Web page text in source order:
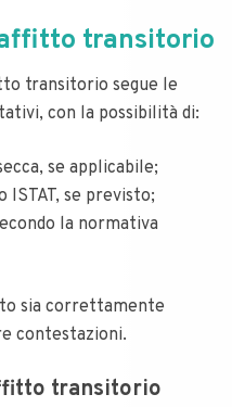
transitorio
transitorio segue le
con la possibilità di:
se applicabile;
ISTAT, se previsto;
la normativa
sia correttamente
contestazioni.
transitorio